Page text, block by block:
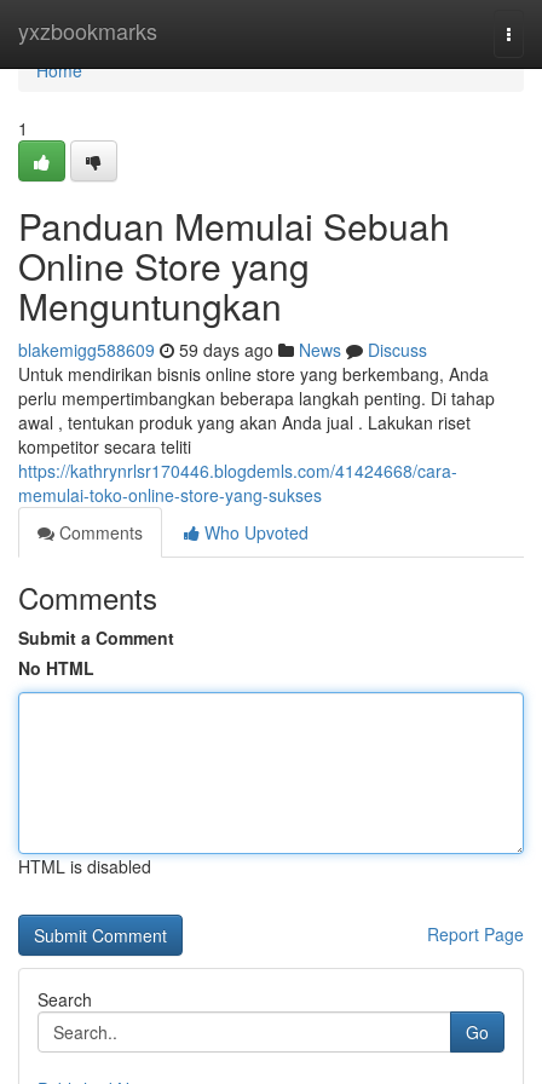
yxzbookmarks
Home
Home
1
Panduan Memulai Sebuah
Online Store yang
Menguntungkan
blakemigg588609 59 days ago News
Discuss
Untuk mendirikan bisnis online store yang berkembang, Anda
perlu mempertimbangkan beberapa langkah penting. Di tahap
awal , tentukan produk yang akan Anda jual . Lakukan riset
kompetitor secara teliti
https://kathrynrlsr170446.blogdemls.com/41424668/cara-
memulai-toko-online-store-yang-sukses
Comments
Who Upvoted
Comments
Submit a Comment
No HTML
HTML is disabled
Report Page
Search
Go